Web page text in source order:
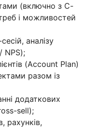
(включно з C-
і можливостей
аналізу
NPS);
(Account Plan)
разом із
додаткових
sell);
рахунків,